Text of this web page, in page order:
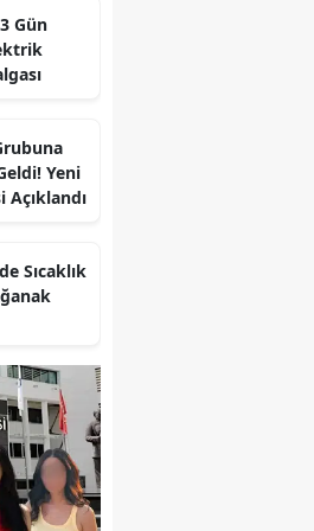
Gün
Yeni
Açıklandı
Sıcaklık